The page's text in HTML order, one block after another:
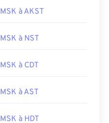
MSK à AKST
MSK à NST
MSK à CDT
MSK à AST
MSK à HDT